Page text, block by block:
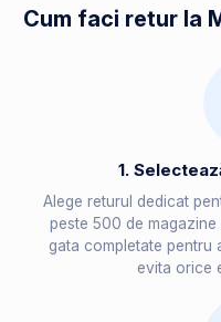
Cum faci retur la
1.
Alege returul dedicat
peste 500 de
gata completate pentru
evita orice